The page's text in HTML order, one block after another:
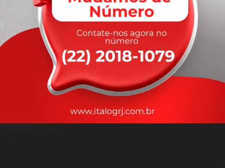
rapidez
que você precisa,
com a qualidade que vocêmerece.
Nossos motoristas são treinados para garantir a máxima
durante o transporte, com rastreamento em tempo real.